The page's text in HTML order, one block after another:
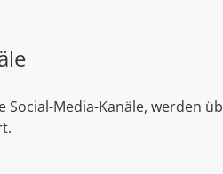
Social-Media-Kanäle, werden